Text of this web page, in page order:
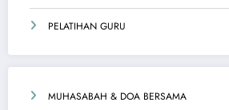
PELATIHAN GURU
MUHASABAH & DOA BERSAMA